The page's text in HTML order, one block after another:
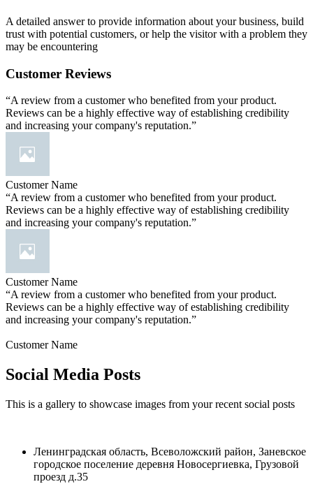
A detailed answer to provide information about your business, build
trust with potential customers, or help the visitor with a problem they
may be encountering
Customer Reviews
“A review from a customer who benefited from your product.
Reviews can be a highly effective way of establishing credibility
and increasing your company's reputation.”
Customer Name
“A review from a customer who benefited from your product.
Reviews can be a highly effective way of establishing credibility
and increasing your company's reputation.”
Customer Name
“A review from a customer who benefited from your product.
Reviews can be a highly effective way of establishing credibility
and increasing your company's reputation.”
Customer Name
Social Media Posts
This is a gallery to showcase images from your recent social posts
Ленинградская область, Всеволожский район, Заневское
городское поселение деревня Новосергиевка, Грузовой
проезд д.35